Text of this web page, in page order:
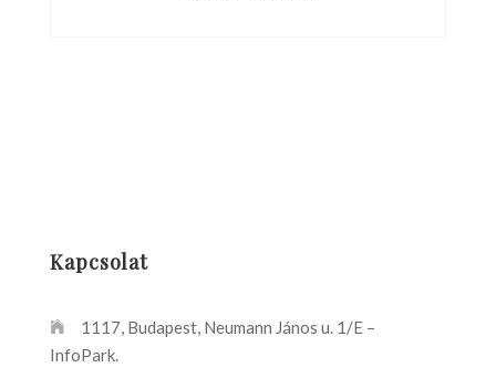
Kapcsolat
1117, Budapest, Neumann János u. 1/E –
InfoPark.